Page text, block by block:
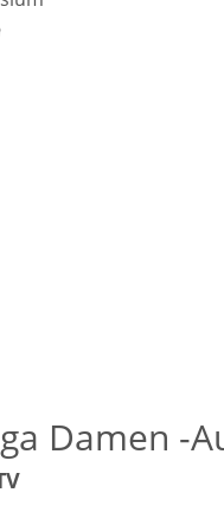
Damen -